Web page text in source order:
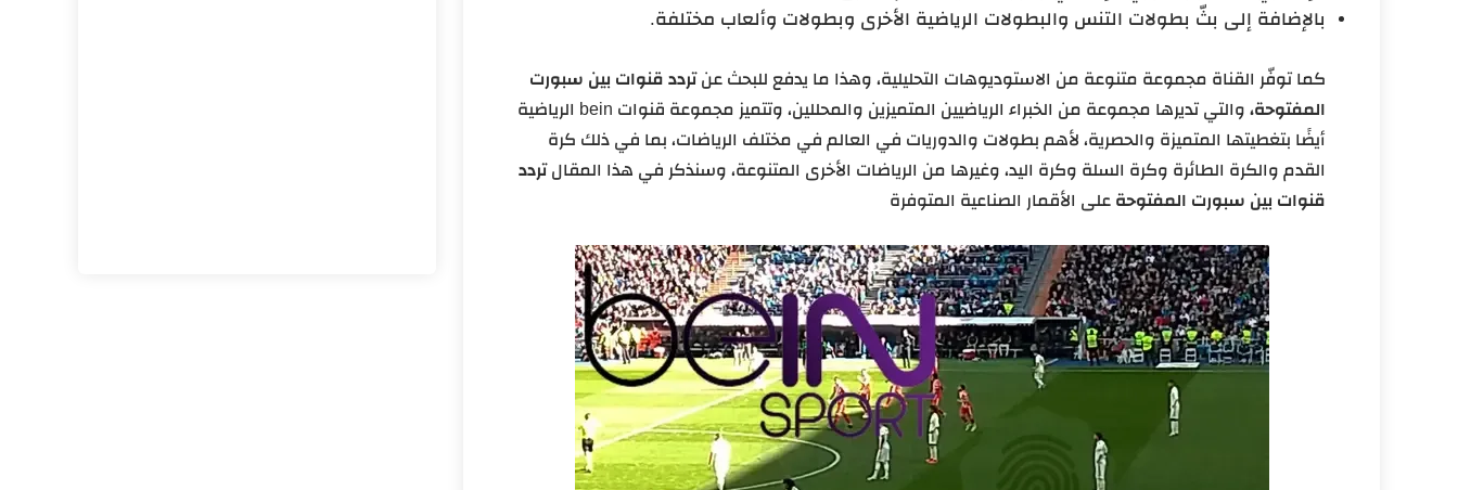
بالإضافة إلى بثّ بطولات التنس والبطولات الرياضية الأخرى وبطولات وألعاب مختلفة.
كما توفّر القناة مجموعة متنوعة من الاستوديوهات التحليلية، وهذا ما يدفع للبحث عنتردد قنوات بين سبورت
المفتوحة،
والتي تديرها مجموعة من الخبراء الرياضيين المتميزين والمحللين، وتتميز مجموعة قنوات bein الرياضية
أيضًا بتغطيتها المتميزة والحصرية، لأهم بطولات والدوريات في العالم في مختلف الرياضات، بما في ذلك كرة
القدم والكرة الطائرة وكرة السلة وكرة اليد، وغيرها من الرياضات الأخرى المتنوعة، وسنذكر في هذا المقالتردد
قنوات بين سبورت المفتوحة على الأقمار الصناعية المتوفرة